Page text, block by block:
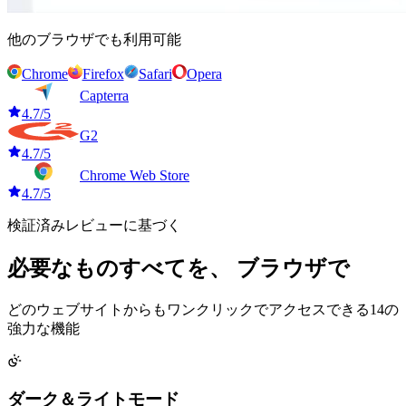
他のブラウザでも利用可能
Chrome Firefox Safari
Opera
Capterra
4.7/5
G2
4.7/5
Chrome Web Store
4.7/5
検証済みレビューに基づく
必要なものすべてを、 ブラウザで
どのウェブサイトからもワンクリックでアクセスできる14の
強力な機能
ダーク＆ライトモード